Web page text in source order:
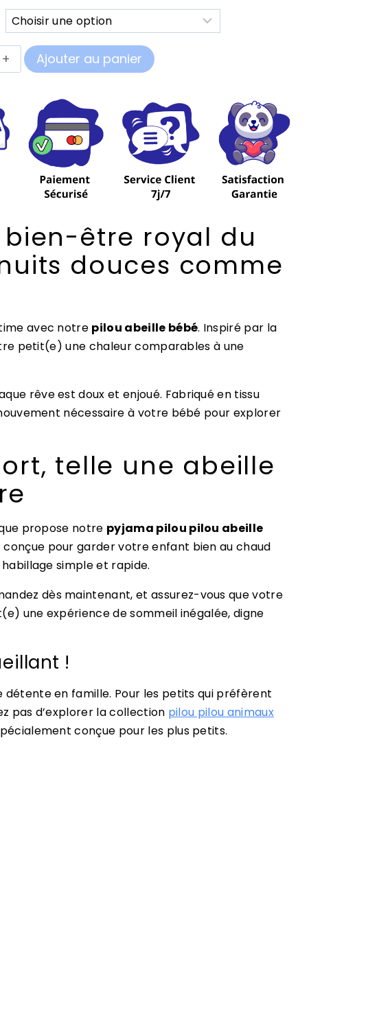
Ajouter au panier
être royal du
douces comme
avec notre pilou abeille bébé. Inspiré par la
petit(e) une chaleur comparables à une
rêve est doux et enjoué. Fabriqué en tissu
nécessaire à votre bébé pour explorer
telle une abeille
propose notre pyjama pilou pilou abeille
pour garder votre enfant bien au chaud
simple et rapide.
dès maintenant, et assurez-vous que votre
une expérience de sommeil inégalée, digne
!
en famille. Pour les petits qui préfèrent
pas d’explorer la collection pilou pilou animaux
conçue pour les plus petits.